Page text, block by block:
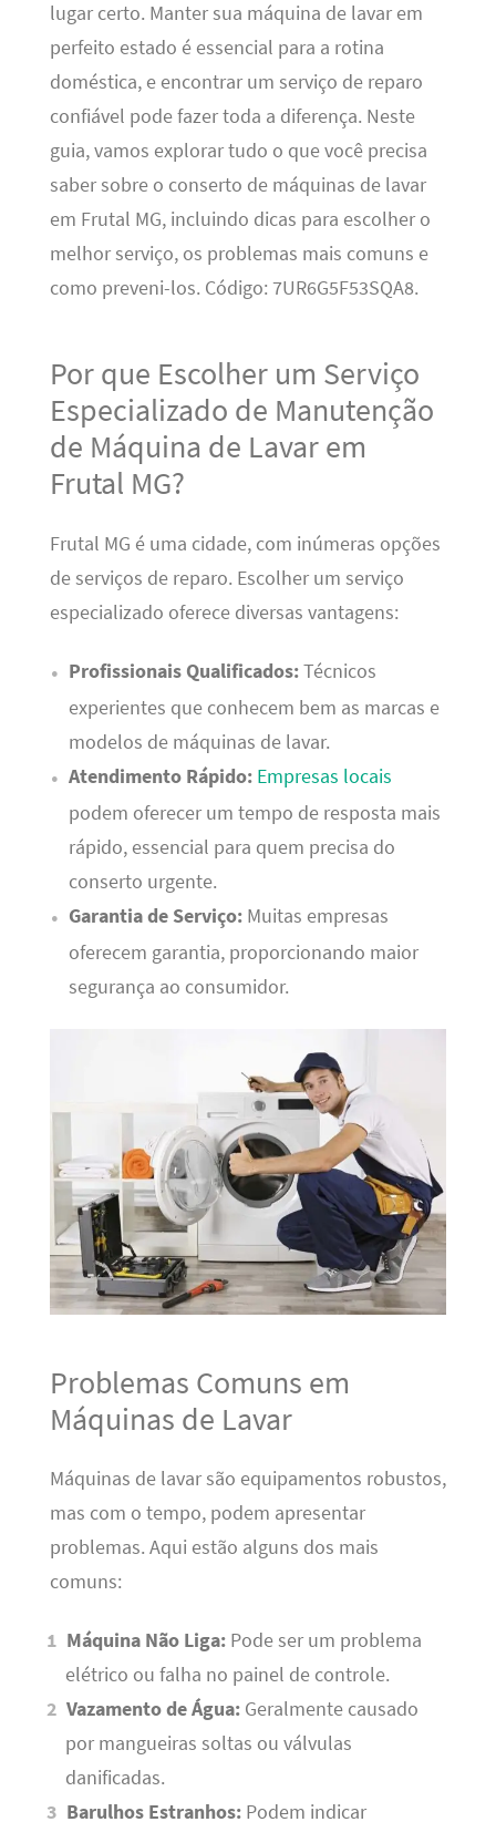
lugar certo. Manter sua máquina de lavar em
perfeito estado é essencial para a rotina
doméstica, e encontrar um serviço de reparo
confiável pode fazer toda a diferença. Neste
guia, vamos explorar tudo o que você precisa
saber sobre o conserto de máquinas de lavar
em Frutal MG, incluindo dicas para escolher o
melhor serviço, os problemas mais comuns e
como preveni-los. Código: 7UR6G5F53SQA8.
Por que Escolher um Serviço
Especializado de Manutenção
de Máquina de Lavar em
Frutal MG?
Frutal MG é uma cidade, com inúmeras opções
de serviços de reparo. Escolher um serviço
especializado oferece diversas vantagens:
Profissionais Qualificados:Técnicos
experientes que conhecem bem as marcas e
modelos de máquinas de lavar.
Atendimento Rápido: Empresas locais
podem oferecer um tempo de resposta mais
rápido, essencial para quem precisa do
conserto urgente.
Garantia de Serviço:Muitas empresas
oferecem garantia, proporcionando maior
segurança ao consumidor.
Problemas Comuns em
Máquinas de Lavar
Máquinas de lavar são equipamentos robustos,
mas com o tempo, podem apresentar
problemas. Aqui estão alguns dos mais
comuns:
Máquina Não Liga: Pode ser um problema
elétrico ou falha no painel de controle.
Vazamento de Água: Geralmente causado
por mangueiras soltas ou válvulas
danificadas.
Barulhos Estranhos: Podem indicar